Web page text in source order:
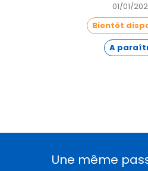
01/01/
Bientôt
A
Une même